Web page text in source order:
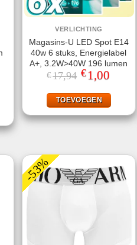
VERLICHTING
Magasins-U LED Spot E14
40w 6 stuks, Energielabel
A+, 3.2W>40W 196 lumen
€17,94 Oorspronkelijke
prijs
€17,94.
€ 1,00Huidige
€1,00.
TOEVOEGEN
-53%